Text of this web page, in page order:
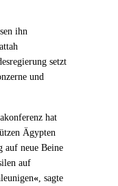
ihn
setzt
und
hat
Ägypten
auf neue Beine
auf
« , sagte